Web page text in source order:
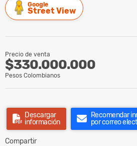
Google
Street View
Precio de venta
$330.000.000
Pesos Colombianos
Descargar
información
Recomendar
por correo
Compartir